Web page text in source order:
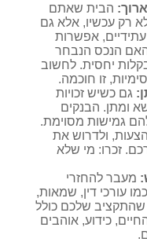
הבית שאתם
רק עכשיו, אלא גם
אפשרות
הנכס הנבחר
יחסית. לחשוב
זו חוכמה.
גם כשיש זכויות
ומתן. הבנקים
גמישות מסוימת.
ולדרוש את
זכרו: מי שלא
מעבר להחזרי
עורכי דין, שמאות,
שהתקציב שלכם כולל
כידוע, אוהבים